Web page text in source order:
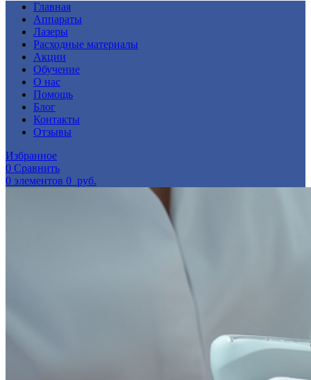
Главная
Аппараты
Лазеры
Расходные материалы
Акции
Обучение
О нас
Помощь
Блог
Контакты
Отзывы
Избранное
0 Сравнить
0 элементов 0 руб.